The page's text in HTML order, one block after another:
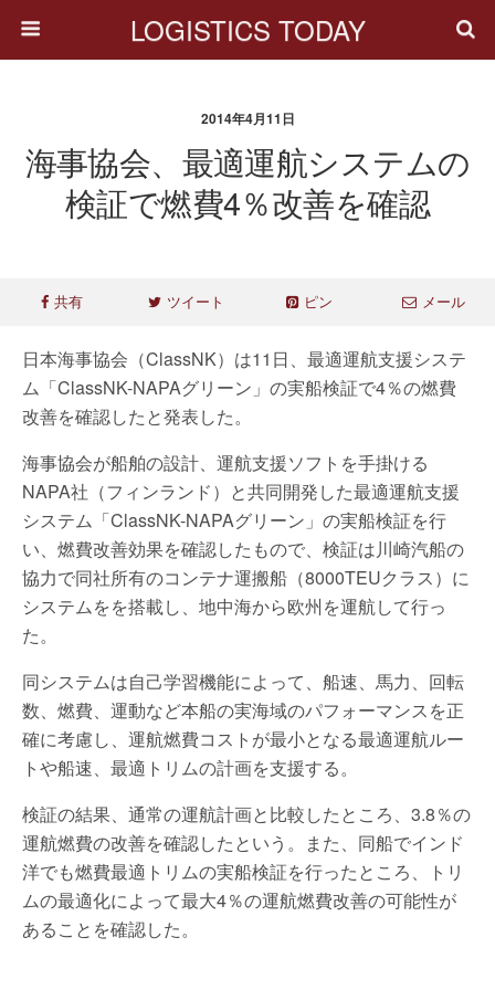
LOGISTICS TODAY
2014年4月11日
海事協会、最適運航システムの
検証で燃費4％改善を確認
共有 ツイート ピン メール
日本海事協会（ClassNK）は11日、最適運航支援システ
ム「ClassNK-NAPAグリーン」の実船検証で4％の燃費
改善を確認したと発表した。
海事協会が船舶の設計、運航支援ソフトを手掛ける
NAPA社（フィンランド）と共同開発した最適運航支援
システム「ClassNK-NAPAグリーン」の実船検証を行
い、燃費改善効果を確認したもので、検証は川崎汽船の
協力で同社所有のコンテナ運搬船（8000TEUクラス）に
システムをを搭載し、地中海から欧州を運航して行っ
た。
同システムは自己学習機能によって、船速、馬力、回転
数、燃費、運動など本船の実海域のパフォーマンスを正
確に考慮し、運航燃費コストが最小となる最適運航ルー
トや船速、最適トリムの計画を支援する。
検証の結果、通常の運航計画と比較したところ、3.8％の
運航燃費の改善を確認したという。また、同船でインド
洋でも燃費最適トリムの実船検証を行ったところ、トリ
ムの最適化によって最大4％の運航燃費改善の可能性が
あることを確認した。